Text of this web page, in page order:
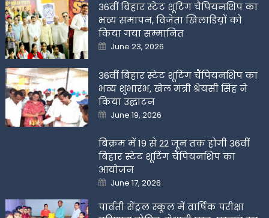
36वीं बिहार स्टेट शूटिंग चैंपियनशिप का
भव्य समापन, विजेता खिलाडिय़ों को
किया गया सम्मानित
Posted
on
June 23, 2026
36वीं बिहार स्टेट शूटिंग चैंपियनशिप का
भव्य शुभारंभ, खेल मंत्री श्रेयसी सिंह ने
किया उद्घाटन
Posted
on
June 19, 2026
बिक्रम में 19 से 22 जून तक होगी 36वीं
बिहार स्टेट शूटिंग चैंपियनशिप का
आयोजन
Posted
on
June 17, 2026
पार्वती सेंट्रल स्कूल में वार्षिक परीक्षा